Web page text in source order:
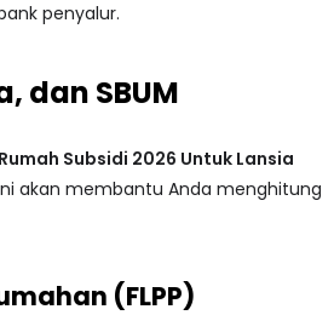
penyalur.
dan SBUM
Subsidi 2026 Untuk Lansia
akan membantu Anda menghitung
(FLPP)